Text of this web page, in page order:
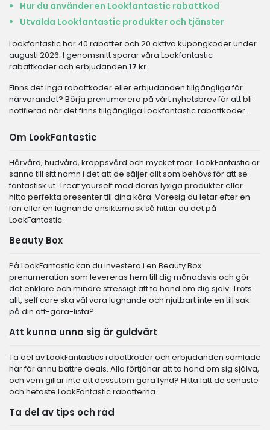
Hur du använder en Lookfantastic rabattkod
Utvalda Lookfantastic produkter och tjänster
Lookfantastic har 40 rabatter och 20 aktiva kupongkoder under
augusti 2026. I genomsnitt sparar våra Lookfantastic
rabattkoder och erbjudanden 17 kr.
Finns det inga rabattkoder eller erbjudanden tillgängliga för
närvarandet? Börja prenumerera på vårt nyhetsbrev för att bli
notifierad när det finns tillgängliga Lookfantastic rabattkoder.
Om LookFantastic
Hårvård, hudvård, kroppsvård och mycket mer. LookFantastic är
sanna till sitt namn i det att de säljer allt som behövs för att se
fantastisk ut. Treat yourself med deras lyxiga produkter eller
hitta perfekta presenter till dina kära. Varesig du letar efter en
fön eller en lugnande ansiktsmask så hittar du det på
LookFantastic.
Beauty Box
På LookFantastic kan du investera i en Beauty Box
prenumeration som levereras hem till dig månadsvis och gör
det enklare och mindre stressigt att ta hand om dig själv. Trots
allt, self care ska väl vara lugnande och njutbart inte en till sak
på din att-göra-lista?
Att kunna unna sig är guldvärt
Ta del av LookFantastics rabattkoder och erbjudanden samlade
här för ännu bättre deals. Alla förtjänar att ta hand om sig själva,
och vem gillar inte att dessutom göra fynd? Hitta lätt de senaste
och hetaste LookFantastic rabatterna.
Ta del av tips och råd